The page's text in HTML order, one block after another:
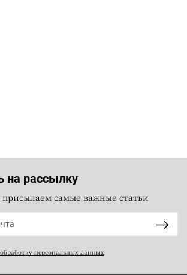
на рассылку
самые важные статьи
обработку персональных данных